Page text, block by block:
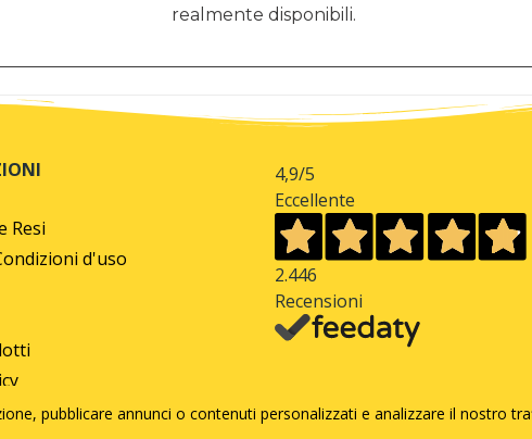
realmente disponibili.
Resi
d'uso
4,9/5
Eccellente
2.446
Recensioni
pubblicare annunci o contenuti personalizzati e analizzare il nostro